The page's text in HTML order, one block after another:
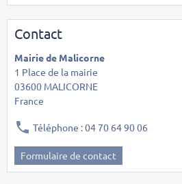
Contact
Mairie de Malicorne
1 Place de la mairie
03600 MALICORNE
France
Téléphone : 04 70 64 90 06
Formulaire de contact